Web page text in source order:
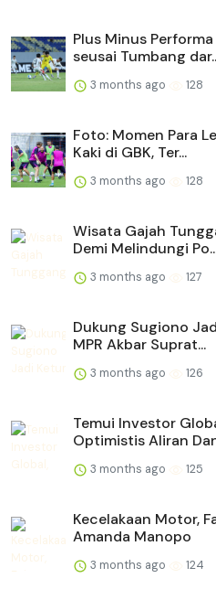
Plus Minus
seusai Tumbang
3 months ago 128
Foto: Momen Para
Kaki di GBK, Ter...
3 months ago 128
Wisata Gajah
Demi Melindungi
3 months ago 127
Dukung Sugiono
MPR Akbar Suprat...
3 months ago 126
Temui Investor
Optimistis Aliran
3 months ago 125
Kecelakaan Motor,
Amanda Manopo
3 months ago 124